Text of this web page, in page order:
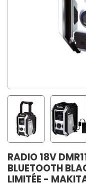
RADIO 18V
BLUETOOTH
LIMITÉE -